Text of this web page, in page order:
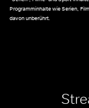
Programminhalte wie Serien,
davon unberührt.